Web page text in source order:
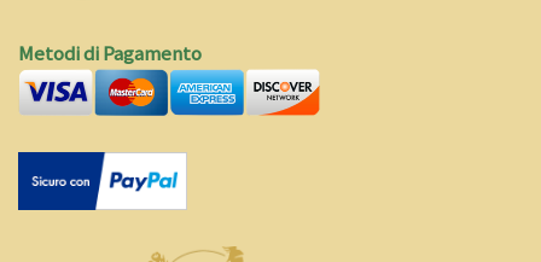
Metodi di Pagamento